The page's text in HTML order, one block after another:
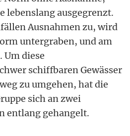
lebenslang ausgegrenzt.
Ausnahmen zu, wird
untergraben, und am
Um diese
schiffbaren Gewässer
zu umgehen, hat die
sich an zwei
entlang gehangelt.